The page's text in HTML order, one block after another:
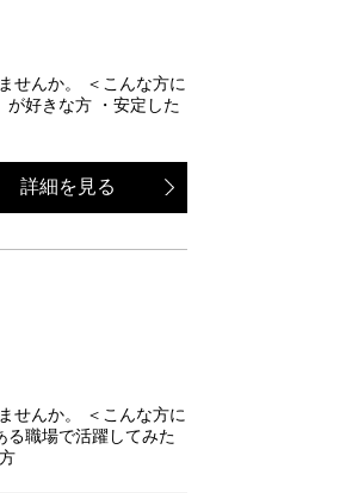
せんか。 ＜こんな方に
好きな方 ・安定した
詳細を見る
せんか。 ＜こんな方に
職場で活躍してみた